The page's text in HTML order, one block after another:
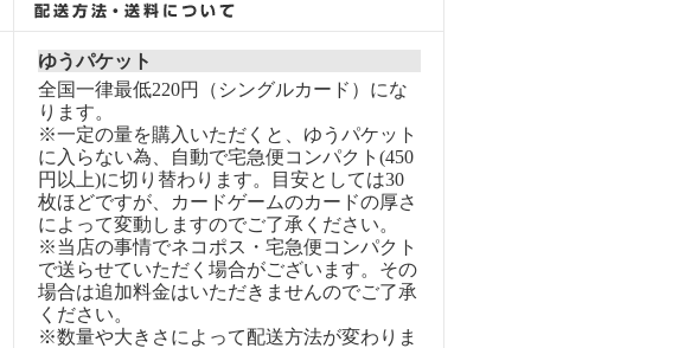
ゆうパケット
全国一律最低220円（シングルカード）にな
ります。
※一定の量を購入いただくと、ゆうパケット
に入らない為、自動で宅急便コンパクト(450
円以上)に切り替わります。目安としては30
枚ほどですが、カードゲームのカードの厚さ
によって変動しますのでご了承ください。
※当店の事情でネコポス・宅急便コンパクト
で送らせていただく場合がございます。その
場合は追加料金はいただきませんのでご了承
ください。
※数量や大きさによって配送方法が変わりま